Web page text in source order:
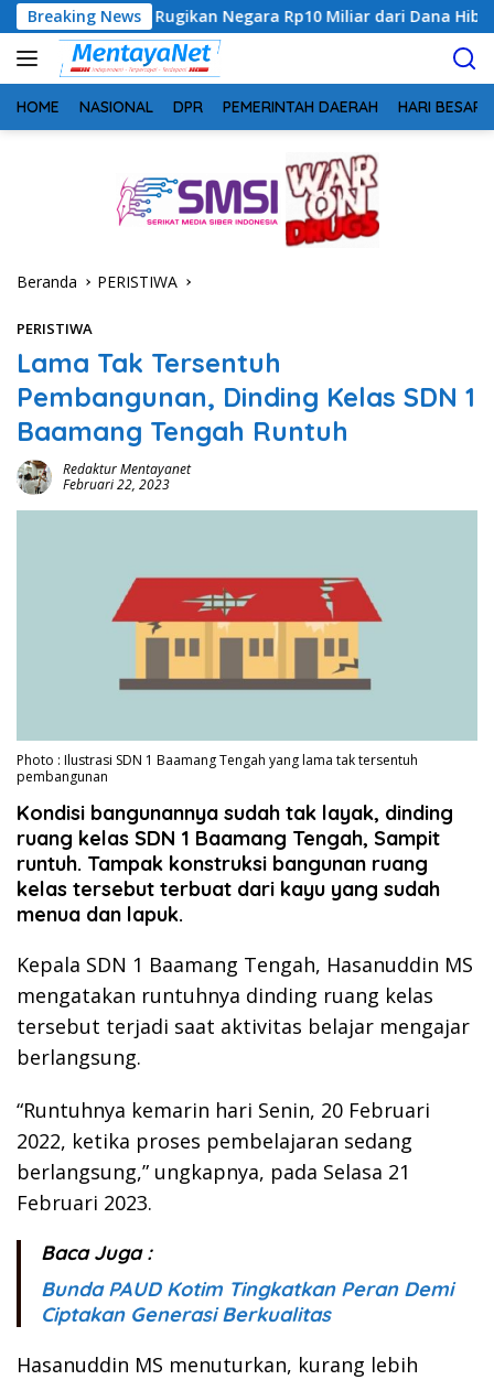
Langsung
ke
konten
Breaking News
Negara Rp10 Miliar dari Dana Hibah Rp40 Miliar
HOME NASIONAL DPR PEMERINTAH DAERAH HARI BESAR
Beranda PERISTIWA
PERISTIWA
Lama Tak Tersentuh
Pembangunan, Dinding Kelas SDN 1
Baamang Tengah Runtuh
Redaktur Mentayanet
Februari 22, 2023
Photo : Ilustrasi SDN 1 Baamang Tengah yang lama tak tersentuh
pembangunan
Kondisi bangunannya sudah tak layak, dinding
ruang kelas SDN 1 Baamang Tengah, Sampit
runtuh. Tampak konstruksi bangunan ruang
kelas tersebut terbuat dari kayu yang sudah
menua dan lapuk.
Kepala SDN 1 Baamang Tengah, Hasanuddin MS
mengatakan runtuhnya dinding ruang kelas
tersebut terjadi saat aktivitas belajar mengajar
berlangsung.
“Runtuhnya kemarin hari Senin, 20 Februari
2022, ketika proses pembelajaran sedang
berlangsung,” ungkapnya, pada Selasa 21
Februari 2023.
Baca Juga :
Bunda PAUD Kotim Tingkatkan Peran Demi
Ciptakan Generasi Berkualitas
Hasanuddin MS menuturkan, kurang lebih